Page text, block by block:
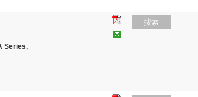
Series,
搜索